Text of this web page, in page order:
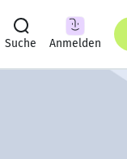
Suche Anmelden